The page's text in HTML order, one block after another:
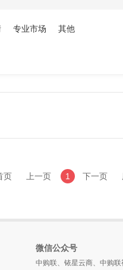
专业市场 其他
页 上一页 1 下一页
微信公众号
中购联、铱星云商、中购